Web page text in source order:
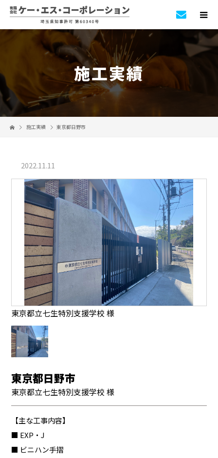
施工実績
施工実績 東京都日野市
2022.11.11
東京都立七生特別支援学校 様
東京都日野市
東京都立七生特別支援学校 様
【主な工事内容】
■ EXP・J
■ ビニハン手摺